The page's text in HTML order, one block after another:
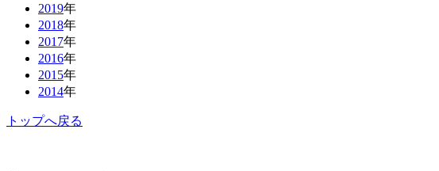
2019年
2018年
2017年
2016年
2015年
2014年
トップへ戻る